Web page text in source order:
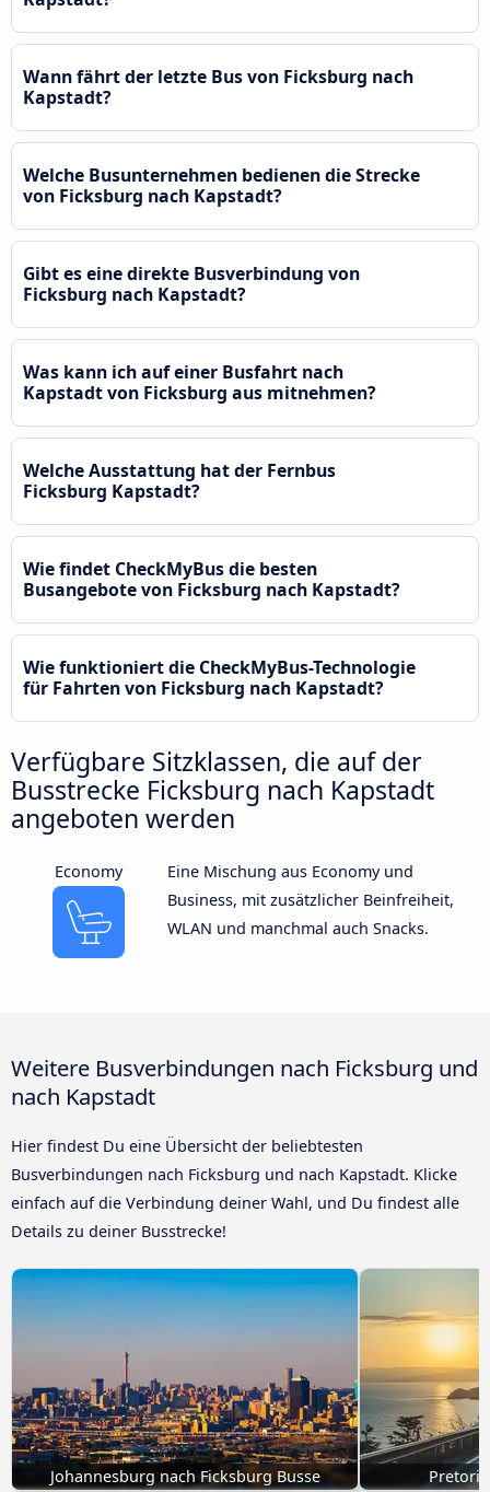
Wann fährt der letzte Bus von Ficksburg nach
Kapstadt?
Welche Busunternehmen bedienen die Strecke
von Ficksburg nach Kapstadt?
Gibt es eine direkte Busverbindung von
Ficksburg nach Kapstadt?
Was kann ich auf einer Busfahrt nach
Kapstadt von Ficksburg aus mitnehmen?
Welche Ausstattung hat der Fernbus
Ficksburg Kapstadt?
Wie findet CheckMyBus die besten
Busangebote von Ficksburg nach Kapstadt?
Wie funktioniert die CheckMyBus-Technologie
für Fahrten von Ficksburg nach Kapstadt?
Verfügbare Sitzklassen, die auf der
Busstrecke Ficksburg nach Kapstadt
angeboten werden
Economy
Eine Mischung aus Economy und
Business, mit zusätzlicher Beinfreiheit,
WLAN und manchmal auch Snacks.
Weitere Busverbindungen nach Ficksburg und
nach Kapstadt
Hier findest Du eine Übersicht der beliebtesten
Busverbindungen nach Ficksburg und nach Kapstadt. Klicke
einfach auf die Verbindung deiner Wahl, und Du findest alle
Details zu deiner Busstrecke!
Johannesburg nach Ficksburg Busse